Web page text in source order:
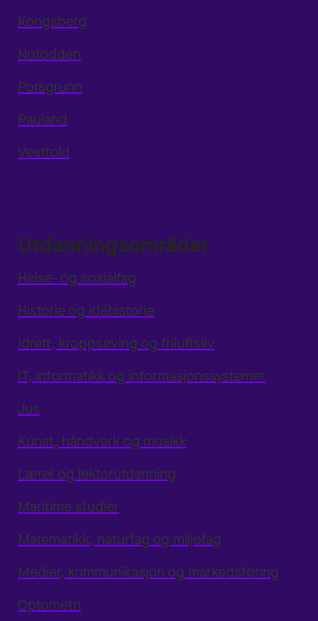
Kongsberg
Notodden
Porsgrunn
Rauland
Vestfold
Utdanningsområder
Helse- og sosialfag
Historie og idéhistorie
Idrett, kroppsøving og friluftsliv
IT, informatikk og informasjonssystemer
Jus
Kunst, håndverk og musikk
Lærer og lektorutdanning
Maritime studier
Matematikk, naturfag og miljøfag
Medier, kommunikasjon og markedsføring
Optometri